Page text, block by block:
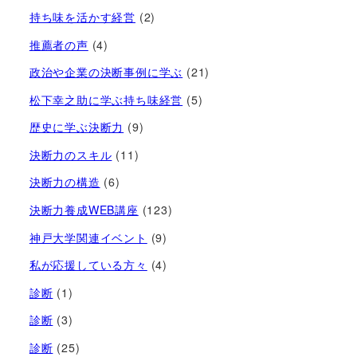
持ち味を活かす経営​ (2)
推薦者の声 (4)
政治や企業の決断事例に学ぶ (21)
松下幸之助に学ぶ持ち味経営 (5)
歴史に学ぶ決断力 (9)
決断力のスキル (11)
決断力の構造 (6)
決断力養成WEB講座 (123)
神戸大学関連イベント (9)
私が応援している方々 (4)
診断 (1)
診断 (3)
診断 (25)